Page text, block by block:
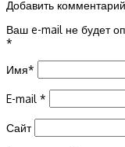
Добавить комментарий
Ваш e-mail не будет
*
Имя*
E-mail *
Сайт